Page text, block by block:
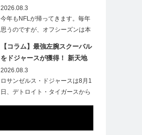
ムゲームで注目したい7選手
2026.08.3
今年もNFLが帰ってきます。毎年
思うのですが、オフシーズンは本
【コラム】最強左腕スクーバル
をドジャースが獲得！ 新天地
での初トレカは「Go Blue !」
のインスク入り！
2026.08.3
ロサンゼルス・ドジャースは8月1
日、デトロイト・タイガースから